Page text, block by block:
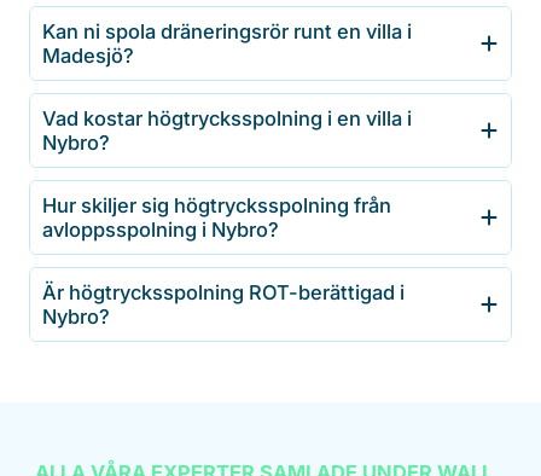
Kan ni spola dräneringsrör runt en villa i
Madesjö?
Vad kostar högtrycksspolning i en villa i
Nybro?
Hur skiljer sig högtrycksspolning från
avloppsspolning i Nybro?
Är högtrycksspolning ROT-berättigad i
Nybro?